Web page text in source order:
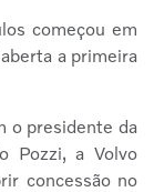
começou em
a primeira
o presidente da
Pozzi, a Volvo
concessão no